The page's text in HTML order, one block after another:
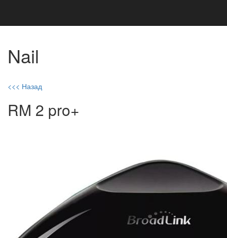
Nail
<<< Назад
RM 2 pro+